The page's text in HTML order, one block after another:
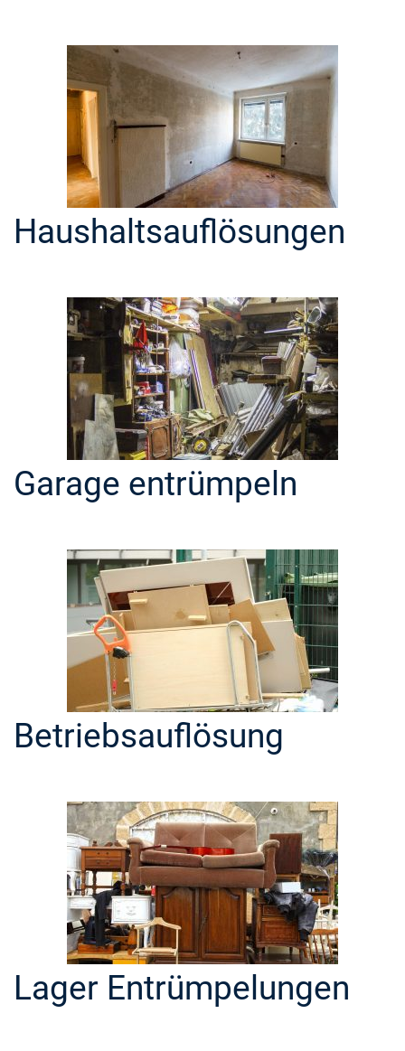
Haushaltsauflösungen
Garage entrümpeln
Betriebsauflösung
Lager Entrümpelungen